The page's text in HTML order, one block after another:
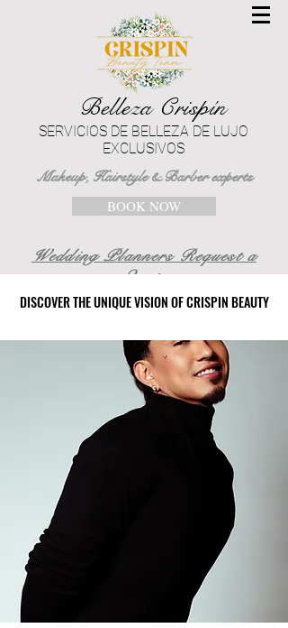
Belleza Crispín
SERVICIOS DE BELLEZA DE LUJO
EXCLUSIVOS
Makeup, Hairstyle & Barber experts
BOOK NOW
Wedding Planners Request a
Quote
DISCOVER THE UNIQUE VISION OF CRISPIN BEAUTY
DISCOVER THE UNIQUE VISION OF CRISPIN BEAUTY